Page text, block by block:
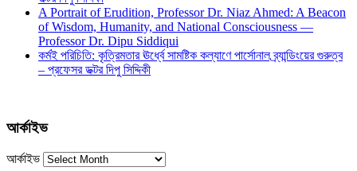
A Portrait of Erudition, Professor Dr. Niaz Ahmed: A Beacon
of Wisdom, Humanity, and National Consciousness —
Professor Dr. Dipu Siddiqui
কর্মই পরিচিতি: কৃত্রিমতার ঊর্ধ্বে সামষ্টিক কল্যাণে পার্সোনাল ব্র্যান্ডিংয়ের গুরুত্ব
– প্রফেসর ডক্টর দিপু সিদ্দিকী
আর্কাইভ
আর্কাইভ